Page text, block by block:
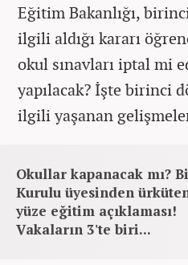
Eğitim Bakanlığı,
ilgili aldığı kararı
okul sınavları iptal mi
yapılacak? İşte birinci
ilgili yaşanan
Okullar kapanacak mı?
Kurulu üyesinden
yüze eğitim açıklaması!
Vakaların 3'te biri...